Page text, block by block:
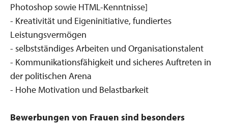
Photoshop sowie HTML-Kenntnisse]
- Kreativität und Eigeninitiative, fundiertes
Leistungsvermögen
- selbstständiges Arbeiten und Organisationstalent
- Kommunikationsfähigkeit und sicheres Auftreten in
der politischen Arena
- Hohe Motivation und Belastbarkeit
Bewerbungen von Frauen sind besonders